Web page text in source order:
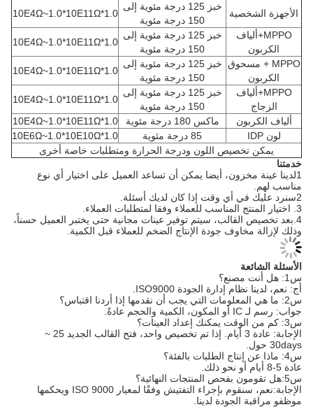
الأجهزة الشخصية
خبز 125 درجة مئوية إلى
150 درجة مئوية
1.0*10E4Ω~1.0*10E11Ω
MPPO+ألياف
الكربون
خبز 125 درجة مئوية إلى
150 درجة مئوية
1.0*10E4Ω~1.0*10E11Ω
MPPO + مسحوق
الكربون
خبز 125 درجة مئوية إلى
150 درجة مئوية
1.0*10E4Ω~1.0*10E11Ω
MPPO+ألياف
الزجاج
خبز 125 درجة مئوية إلى
150 درجة مئوية
1.0*10E4Ω~1.0*10E11Ω
ألياف الكربون
ماكس 180 درجة مئوية
1.0*10E4Ω~1.0*10E11Ω
لون IDP
85 درجة مئوية
1.0*10E6Ω~1.0*10E10Ω
يمكن تخصيص اللون ودرجة الحرارة ومتطلبات خاصة أخرى
خدمتنا
1لدينا عينة مخزون، أيضا يمكن أن تساعد العميل على اختيار أي نوع
مناسب لهم.
4.بعد تخصيص القالب، سيتم توفير عينات مجانية حتى يختبر العميل حسناً،
وذلك لإزالة مخاوف جودة الإنتاج الضخم للعملاء قبل الكمية.
الأسئلة الشائعة
س1: هل أنت مصنع؟
أج: نعم، لدينا نظام إدارة الجودة ISO9000.
س2: ما هي المعلومات التي يجب أن نقدمها إذا أردنا اقتباس؟
جواب: رسم لـ IC أو المكون، الكمية والحجم عادةً.
س3: كم من الوقت يمكنك إعداد العينات؟
الإجابة: عادة 3 أيام. إذا تم تخصيص واحد، فتح القالب الجديد 25 ~
30days حول.
س4: ماذا عن إنتاج الطلبات بالفئة؟
عادة 5-8 أيام أو نحو ذلك.
س5:هل تقومون بفحص المنتجات النهائية؟
الإجابة:نعم، سنقوم بإجراء التفتيش وفقًا لمعيار ISO 9000 ويحكمها
موظفو مراقبة الجودة لدينا.